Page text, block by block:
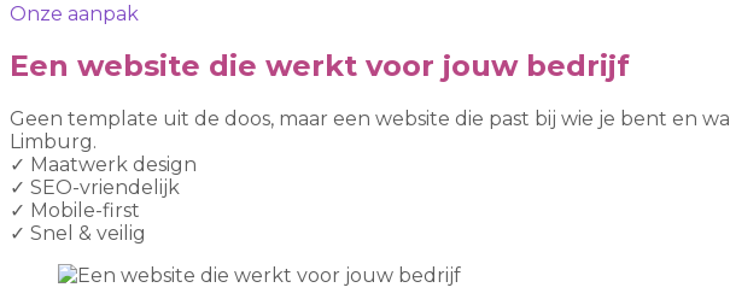
Onze aanpak
Een website die werkt voor jouw bedrijf
Geen template uit de doos, maar een website die past bij wie je bent en
Limburg.
✓ Maatwerk design
✓ SEO-vriendelijk
✓ Mobile-first
✓ Snel & veilig